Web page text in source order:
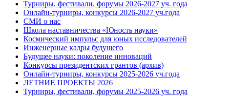
Турниры, фестивали, форумы 2026-2027 уч. года
Онлайн-турниры, конкурсы 2026-2027 уч.года
СМИ о нас
Школа наставничества «Юность науки»
Космический импульс для юных исследователей
Инженерные кадры будущего
Будущее науки: поколение инноваций
Конкурсы президентских грантов (архив)
Онлайн-турниры, конкурсы 2025-2026 уч.года
ЛЕТНИЕ ПРОЕКТЫ 2026
Турниры, фестивали, форумы 2025-2026 уч. года